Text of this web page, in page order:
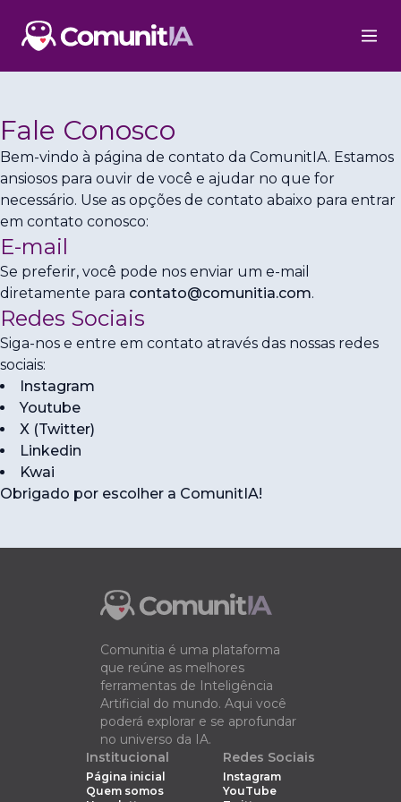
Fale Conosco
Bem-vindo à página de contato da ComunitIA. Estamos
ansiosos para ouvir de você e ajudar no que for
necessário. Use as opções de contato abaixo para entrar
em contato conosco:
E-mail
Se preferir, você pode nos enviar um e-mail
diretamente para contato@comunitia.com.
Redes Sociais
Siga-nos e entre em contato através das nossas redes
sociais:
Instagram
Youtube
X (Twitter)
Linkedin
Kwai
Obrigado por escolher a ComunitIA!
Comunitia é uma plataforma
que reúne as melhores
ferramentas de Inteligência
Artificial do mundo. Aqui você
poderá explorar e se aprofundar
no universo da IA.
Institucional
página inicial
Quem somos
Redes Sociais
Instagram
YouTube